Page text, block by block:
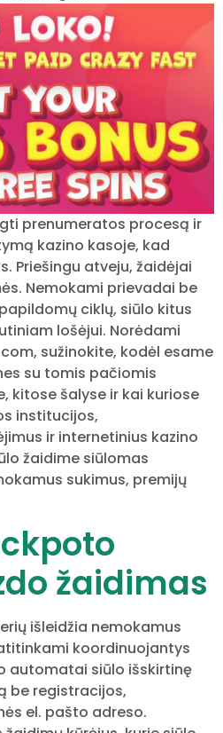
prenumeratos procesą ir
kazino kasoje, kad
Priešingu atveju, žaidėjai
Nemokami prievadai be
ciklų, siūlo kitus
lošėjui. Norėdami
sužinokite, kodėl esame
su tomis pačiomis
kitose šalyse ir kai kuriose
institucijos,
ir internetinius kazino
žaidime siūlomas
sukimus, premijų
žaidimas
išleidžia nemokamus
koordinuojantys
automatai siūlo išskirtinę
be registracijos,
el. pašto adreso.